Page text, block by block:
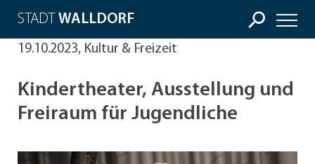
STADT WALLDORF
19.10.2023, Kultur & Freizeit
Kindertheater, Ausstellung und
Freiraum für Jugendliche